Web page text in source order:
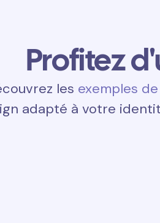
Profitez
les exemples
adapté à votre